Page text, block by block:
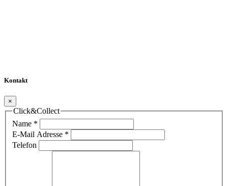
Kontakt
×
Click&Collect
Name *
E-Mail Adresse *
Telefon